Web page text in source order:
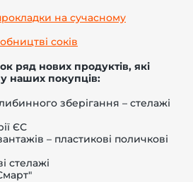
на сучасному
соків
ряд нових продуктів, які
наших покупців:
зберігання – стелажі
ЄС
– пластикові поличкові
стелажі